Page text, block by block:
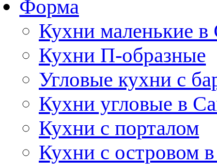
Форма
Кухни маленькие в
Кухни П-образные
Угловые кухни с
Кухни угловые в
Кухни с порталом
Кухни с островом